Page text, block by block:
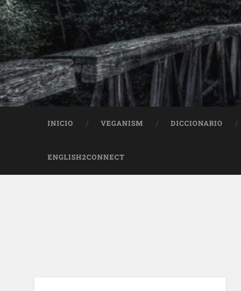
INICIO VEGANISM DICCIONARIO
ENGLISH2CONNECT